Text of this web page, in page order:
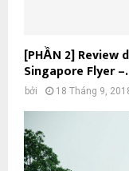
[PHẦN 2] Review
Singapore Flyer
bởi 18 Tháng 9,